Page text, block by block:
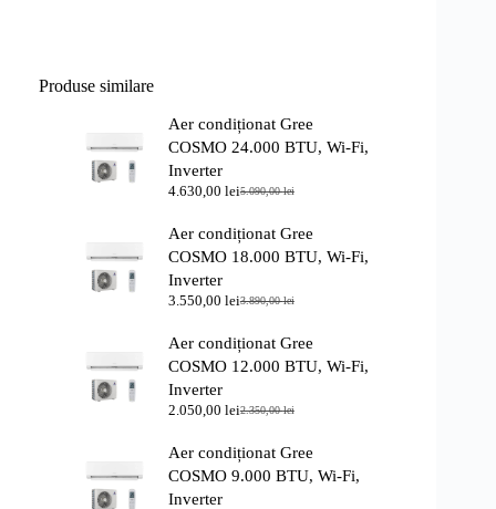
Produse similare
Aer condiționat Gree
COSMO 24.000 BTU, Wi-Fi,
Inverter
5.090,00lei
Prețul
a
fost:
4.630,00 lei
Prețul
este:
4.630,00 lei.
Aer condiționat Gree
COSMO 18.000 BTU, Wi-Fi,
Inverter
3.890,00lei
Prețul
a
fost:
3.550,00 lei
Prețul
este:
3.550,00 lei.
Aer condiționat Gree
COSMO 12.000 BTU, Wi-Fi,
Inverter
2.350,00lei
Prețul
a
fost:
2.050,00 lei
Prețul
este:
2.050,00 lei.
Aer condiționat Gree
COSMO 9.000 BTU, Wi-Fi,
Inverter